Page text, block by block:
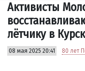
Активисты
лётчику в
08 мая 2025 20:41 80 лет